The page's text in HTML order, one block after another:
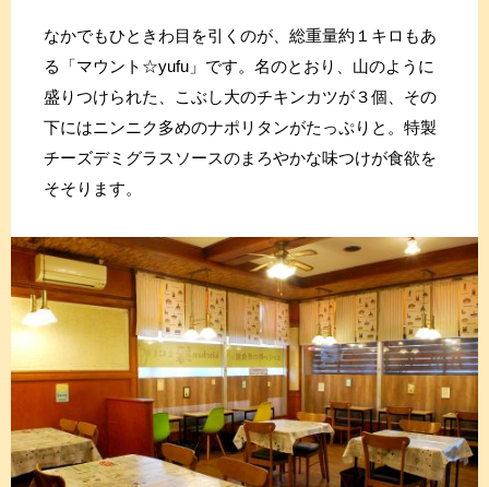
なかでもひときわ目を引くのが、総重量約１キロもあ
る「マウント☆yufu」です。名のとおり、山のように
盛りつけられた、こぶし大のチキンカツが３個、その
下にはニンニク多めのナポリタンがたっぷりと。特製
チーズデミグラスソースのまろやかな味つけが食欲を
そそります。